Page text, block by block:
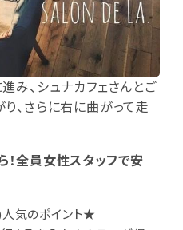
み、シュナカフェさんとご
、さらに右に曲がって走
全員女性スタッフで安
気のポイント★